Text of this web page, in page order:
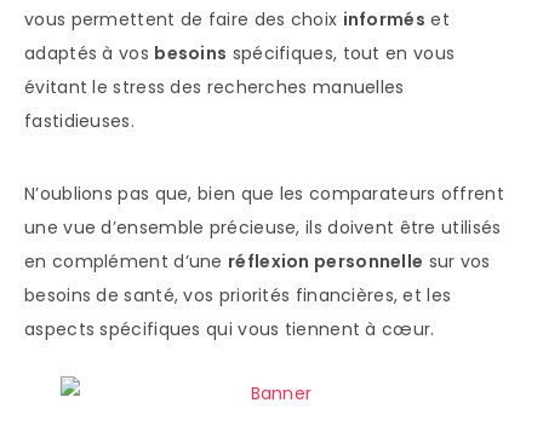
vous permettent de faire des choix informés et
adaptés à vos besoins spécifiques, tout en vous
évitant le stress des recherches manuelles
fastidieuses.
N’oublions pas que, bien que les comparateurs offrent
une vue d’ensemble précieuse, ils doivent être utilisés
en complément d’une réflexion personnelle sur vos
besoins de santé, vos priorités financières, et les
aspects spécifiques qui vous tiennent à cœur.